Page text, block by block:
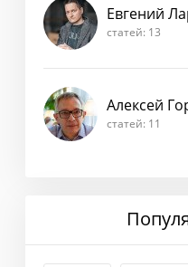
Евгений
статей: 13
Алексей
статей: 11